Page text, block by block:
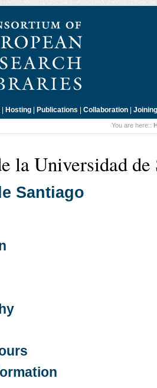
| Hosting | Publications | Collaboration |
You are here::
la Universidad de
Santiago